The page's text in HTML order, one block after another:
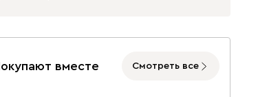
вместе Смотреть все